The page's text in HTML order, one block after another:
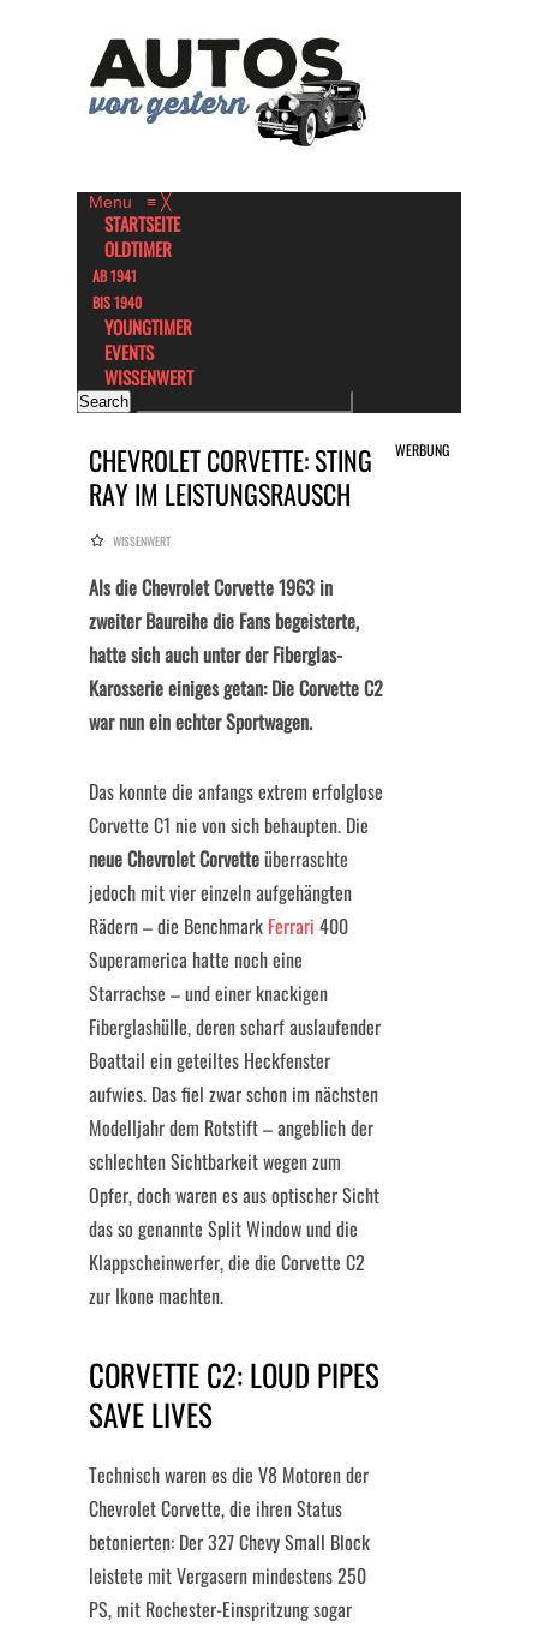
Menu ≡ ╳
STARTSEITE
OLDTIMER
AB 1941
BIS 1940
YOUNGTIMER
EVENTS
WISSENWERT
CHEVROLET CORVETTE: STING
RAY IM LEISTUNGSRAUSCH
WERBUNG
WISSENWERT
Als die Chevrolet Corvette 1963 in
zweiter Baureihe die Fans begeisterte,
hatte sich auch unter der Fiberglas-
Karosserie einiges getan: Die Corvette C2
war nun ein echter Sportwagen.
Das konnte die anfangs extrem erfolglose
Corvette C1 nie von sich behaupten. Die
neue Chevrolet Corvetteüberraschte
jedoch mit vier einzeln aufgehängten
Rädern – die Benchmark Ferrari 400
Superamerica hatte noch eine
Starrachse – und einer knackigen
Fiberglashülle, deren scharf auslaufender
Boattail ein geteiltes Heckfenster
aufwies. Das fiel zwar schon im nächsten
Modelljahr dem Rotstift – angeblich der
schlechten Sichtbarkeit wegen zum
Opfer, doch waren es aus optischer Sicht
das so genannte Split Window und die
Klappscheinwerfer, die die Corvette C2
zur Ikone machten.
CORVETTE C2: LOUD PIPES
SAVE LIVES
Technisch waren es die V8 Motoren der
Chevrolet Corvette, die ihren Status
betonierten: Der 327 Chevy Small Block
leistete mit Vergasern mindestens 250
PS, mit Rochester-Einspritzung sogar